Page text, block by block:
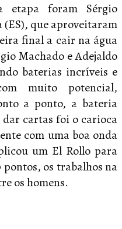
etapa foram Sérgio
(ES), que aproveitaram
final a cair na água
Machado e Adejaldo
baterias incríveis e
muito potencial,
a ponto, a bateria
cartas foi o carioca
com uma boa onda
um El Rollo para
os trabalhos na
os homens.